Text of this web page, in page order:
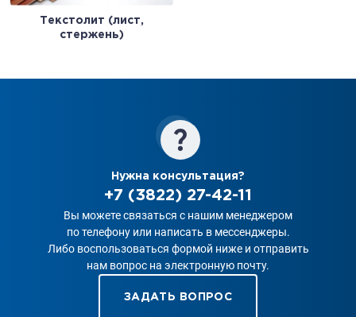
Текстолит (лист,
стержень)
Нужна консультация?
+7 (3822) 27-42-11
Вы можете связаться с нашим менеджером
по телефону или написать в мессенджеры.
Либо воспользоваться формой ниже и отправить
нам вопрос на электронную почту.
ЗАДАТЬ ВОПРОС